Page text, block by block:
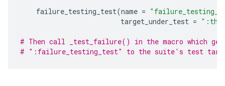
failure_testing_test(name =
target_under_test =
# Then call _test_failure() in the macro which
# ":failure_testing_test" to the suite's test